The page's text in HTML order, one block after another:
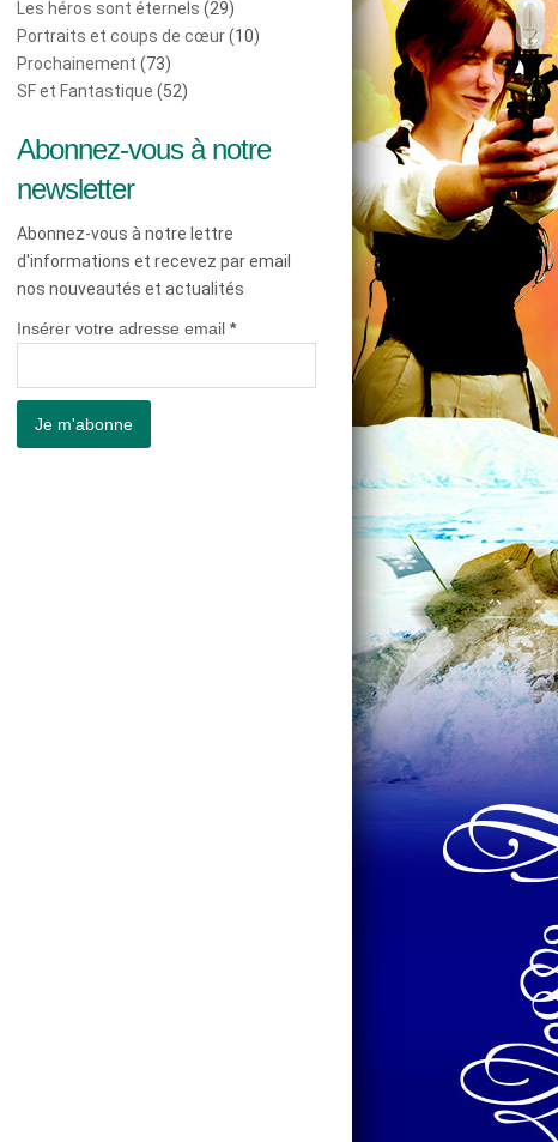
Les héros sont éternels (29)
Portraits et coups de cœur(10)
Prochainement (73)
SF et Fantastique (52)
Abonnez-vous à notre
newsletter
Abonnez-vous à notre lettre
d'informations et recevez par email
nos nouveautés et actualités
Insérer votre adresse email *